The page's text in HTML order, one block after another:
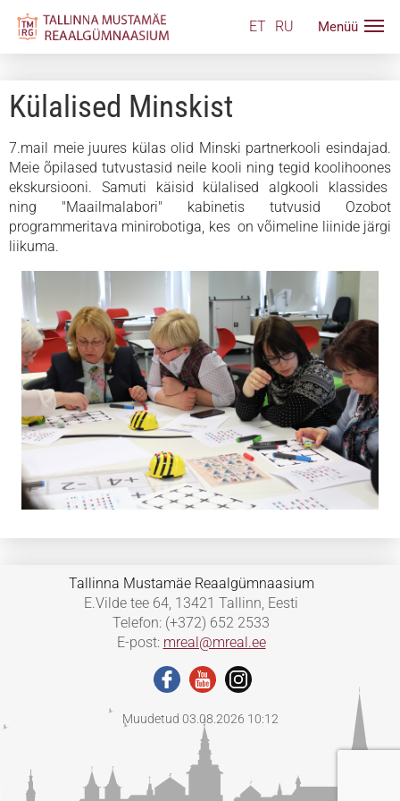
ET RU
Külalised Minskist
7.mail meie juures külas olid Minski partnerkooli esindajad.
Meie õpilased tutvustasid neile kooli ning tegid koolihoones
ekskursiooni. Samuti käisid külalised algkooli klassides
ning "Maailmalabori" kabinetis tutvusid Ozobot
programmeritava minirobotiga, kes on võimeline liinide järgi
liikuma.
Tallinna Mustamäe Reaalgümnaasium
E.Vilde tee 64, 13421 Tallinn, Eesti
Telefon: (+372) 652 2533
E-post: mreal@mreal.ee
Muudetud 03.08.2026 10:12